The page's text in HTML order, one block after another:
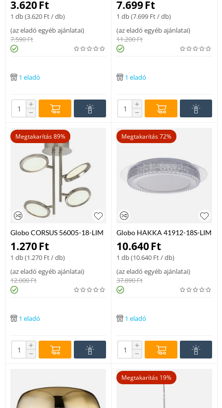
max. 40 W E27 IP20
3.620Ft
1 db (3.620 Ft/ db)
(az eladó egyéb ajánlatai)
7.590Ft
1 eladó
+
−
nikkel 3 x max. 4W LED 250 lm
3000 K IP20 A
7.699Ft
1 db (7.699 Ft/ db)
(az eladó egyéb ajánlatai)
11.200Ft
1 eladó
+
−
Megtakarítás 89%
Globo CORSUS 56005-18-LIM
mennyezeti lámpa nikkel fém
LED - 1 x 16W LED 700 lm
3000 K IP20 A
1.270Ft
1 db (1.270 Ft/ db)
(az eladó egyéb ajánlatai)
12.000Ft
1 eladó
+
−
Megtakarítás 72%
Globo HAKKA 41912-18S-LIM
mennyezeti kristálylámpa
fehér fém 1 * LED max. 18 W
LED 1600 lm 4000 K IP20 F
10.640Ft
1 db (10.640 Ft/ db)
(az eladó egyéb ajánlatai)
37.890Ft
1 eladó
+
−
Megtakarítás 19%